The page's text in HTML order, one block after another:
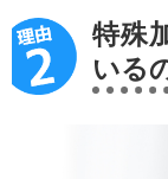
特殊
いる